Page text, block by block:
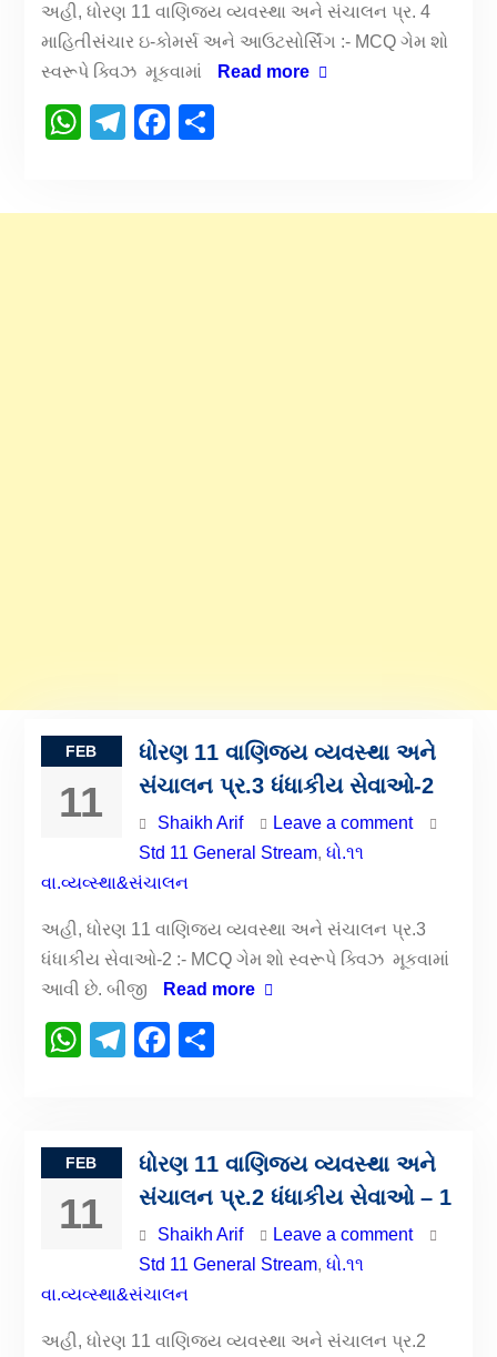
અહી, ધોરણ 11 વાણિજય વ્યવસ્થા અને સંચાલન પ્ર. 4
માહિતીસંચાર ઇ-કોમર્સ અને આઉટસોર્સિંગ :- MCQ ગેમ શો
સ્વરૂપે ક્વિઝ મૂકવામાં
Read more
WhatsApp
Telegram
Facebook
FEB
11
ધોરણ 11 વાણિજય વ્યવસ્થા અને
સંચાલન પ્ર.3 ધંધાકીય સેવાઓ-2
Shaikh Arif
Leave a comment
Std 11 General Stream, ધો.૧૧
વા.વ્યવ્સ્થા&સંચાલન
અહી, ધોરણ 11 વાણિજય વ્યવસ્થા અને સંચાલન પ્ર.3
ધંધાકીય સેવાઓ-2 :- MCQ ગેમ શો સ્વરૂપે ક્વિઝ મૂકવામાં
આવી છે. બીજી
Read more
WhatsApp
Telegram
Facebook
FEB
11
ધોરણ 11 વાણિજય વ્યવસ્થા અને
સંચાલન પ્ર.2 ધંધાકીય સેવાઓ – 1
Shaikh Arif
Leave a comment
Std 11 General Stream, ધો.૧૧
વા.વ્યવ્સ્થા&સંચાલન
અહી, ધોરણ 11 વાણિજય વ્યવસ્થા અને સંચાલન પ્ર.2